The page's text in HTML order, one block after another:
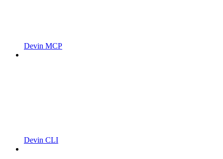
Devin MCP
Devin CLI